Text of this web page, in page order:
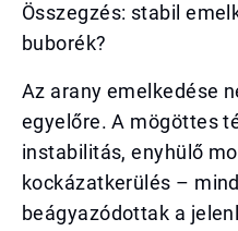
Összegzés: stabil
buborék?
Az arany emelkedése
egyelőre. A mögöttes
instabilitás, enyhülő
kockázatkerülés –
beágyazódottak a